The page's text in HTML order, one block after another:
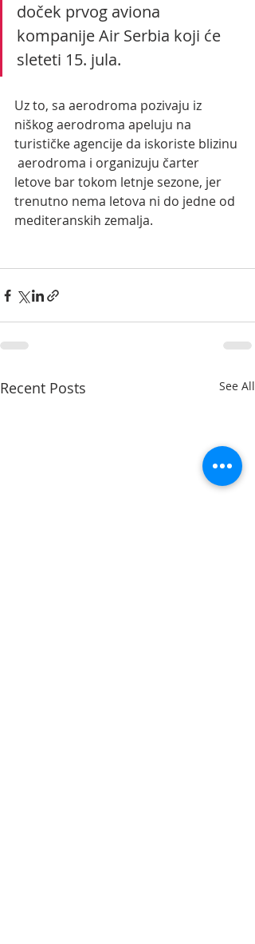
doček prvog aviona
kompanije Air Serbia koji će
sleteti 15. jula.
Uz to, sa aerodroma pozivaju iz
niškog aerodroma apeluju na
turističke agencije da iskoriste blizinu
aerodroma i organizuju čarter
letove bar tokom letnje sezone, jer
trenutno nema letova ni do jedne od
mediteranskih zemalja.
Recent Posts See All